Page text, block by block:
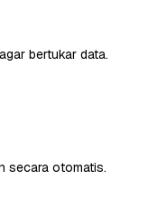
bertukar data.
secara otomatis.